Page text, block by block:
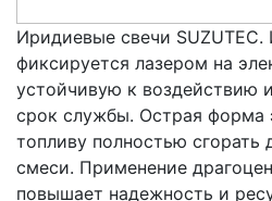
Иридиевые свечи
фиксируется лазером на
устойчивую к воздействию
срок службы. Острая форма
топливу полностью сгорать
смеси. Применение
повышает надежность и